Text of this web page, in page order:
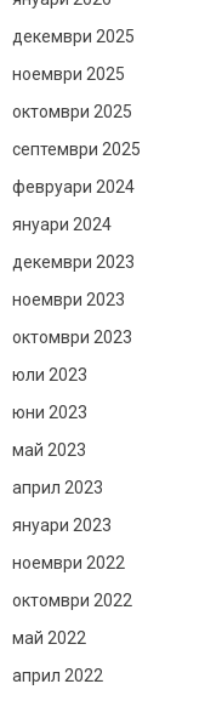
декември 2025
ноември 2025
октомври 2025
септември 2025
февруари 2024
януари 2024
декември 2023
ноември 2023
октомври 2023
юли 2023
юни 2023
май 2023
април 2023
януари 2023
ноември 2022
октомври 2022
май 2022
април 2022